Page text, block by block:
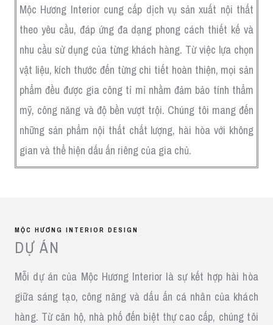
Mộc Hương Interior cung cấp dịch vụ sản xuất nội thất
theo yêu cầu, đáp ứng đa dạng phong cách thiết kế và
nhu cầu sử dụng của từng khách hàng. Từ việc lựa chọn
vật liệu, kích thước đến từng chi tiết hoàn thiện, mọi sản
phẩm đều được gia công tỉ mỉ nhằm đảm bảo tính thẩm
mỹ, công năng và độ bền vượt trội. Chúng tôi mang đến
những sản phẩm nội thất chất lượng, hài hòa với không
gian và thể hiện dấu ấn riêng của gia chủ.
MỘC HƯƠNG INTERIOR DESIGN
DỰ ÁN
Mỗi dự án của Mộc Hương Interior là sự kết hợp hài hòa
giữa sáng tạo, công năng và dấu ấn cá nhân của khách
hàng. Từ căn hộ, nhà phố đến biệt thự cao cấp, chúng tôi